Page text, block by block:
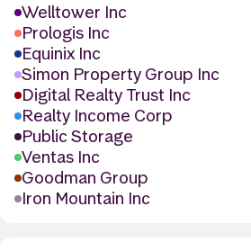
Welltower Inc
Prologis Inc
Equinix Inc
Simon Property Group Inc
Digital Realty Trust Inc
Realty Income Corp
Public Storage
Ventas Inc
Goodman Group
Iron Mountain Inc